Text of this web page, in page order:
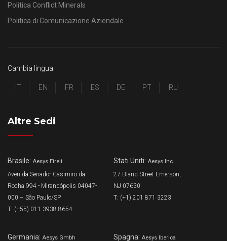
Politica Conflict Minerals
Politica di Comunicazione Aziendale
Cambia lingua:
IT EN FR ES DE PT RU
Altre Sedi
Brasile: Aesys Eireli
Avenida Senador Casimiro da
Rocha 994 - Mirandópolis 04047-
000 – São Paulo/SP
T: (+55) 011 3938 8654
Stati Uniti: Aesys Inc.
27 Bland Street Emerson,
NJ 07630
T: (+1) 201 871 3223
Germania: Aesys Gmbh Spagna: Aesys Iberica